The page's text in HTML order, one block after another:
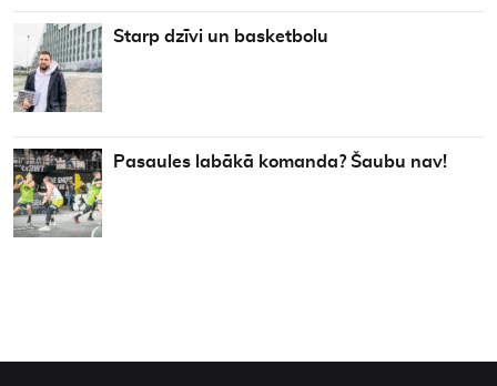
Starp dzīvi un basketbolu
Pasaules labākā komanda? Šaubu nav!